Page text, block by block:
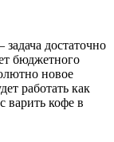
достаточно
бюджетного
новое
работать как
варить кофе в